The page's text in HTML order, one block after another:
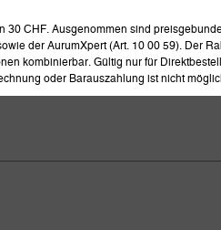
30 CHF. Ausgenommen sind
der AurumXpert (Art. 10 00 59). Der
kombinierbar. Gültig nur für
oder Barauszahlung ist nicht